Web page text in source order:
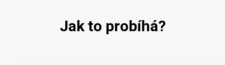
Jak to probíhá?